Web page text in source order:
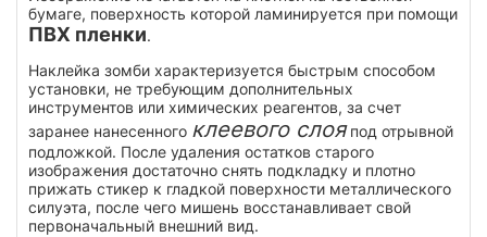
бумаге, поверхность которой ламинируется при помощи
ПВХ пленки.
Наклейка зомби характеризуется быстрым способом
установки, не требующим дополнительных
инструментов или химических реагентов, за счет
заранее нанесенного клеевого слояпод отрывной
подложкой. После удаления остатков старого
изображения достаточно снять подкладку и плотно
прижать стикер к гладкой поверхности металлического
силуэта, после чего мишень восстанавливает свой
первоначальный внешний вид.